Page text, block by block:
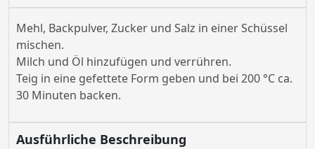
Mehl, Backpulver, Zucker und Salz in einer Schüssel
mischen.
Milch und Öl hinzufügen und verrühren.
Teig in eine gefettete Form geben und bei 200 °C ca.
30 Minuten backen.
Ausführliche Beschreibung